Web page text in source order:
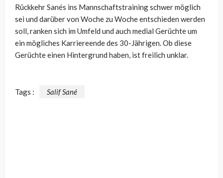
Rückkehr Sanés ins Mannschaftstraining schwer möglich
sei und darüber von Woche zu Woche entschieden werden
soll, ranken sich im Umfeld und auch medial Gerüchte um
ein mögliches Karriereende des 30-Jährigen. Ob diese
Gerüchte einen Hintergrund haben, ist freilich unklar.
Tags : Salif Sané